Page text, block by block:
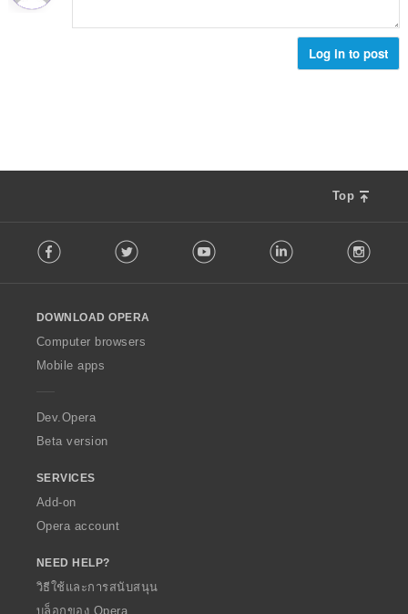
ว
Log in to post
Top
o
w
O
p
a
Facebook Twitter Youtube LinkedIn
DOWNLOAD OPERA
Computer browsers
Mobile apps
Dev.Opera
Beta version
SERVICES
Add-on
Opera account
NEED HELP?
วิธีใช้และการสนับสนุน
บล็อกของ Opera